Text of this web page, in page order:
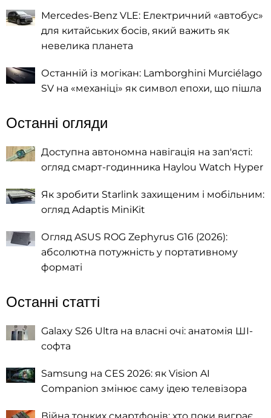
Mercedes-Benz VLE: Електричний «автобус»
для китайських босів, який важить як
невелика планета
Останній із могікан: Lamborghini Murciélago
SV на «механіці» як символ епохи, що пішла
Останні огляди
Доступна автономна навігація на зап'ясті:
огляд смарт-годинника Haylou Watch Hyper
Як зробити Starlink захищеним і мобільним:
огляд Adaptis MiniKit
Огляд ASUS ROG Zephyrus G16 (2026):
абсолютна потужність у портативному
форматі
Останні статті
Galaxy S26 Ultra на власні очі: анатомія ШІ-
софта
Samsung на CES 2026: як Vision AI
Companion змінює саму ідею телевізора
Війна тонких смартфонів: хто поки виграє